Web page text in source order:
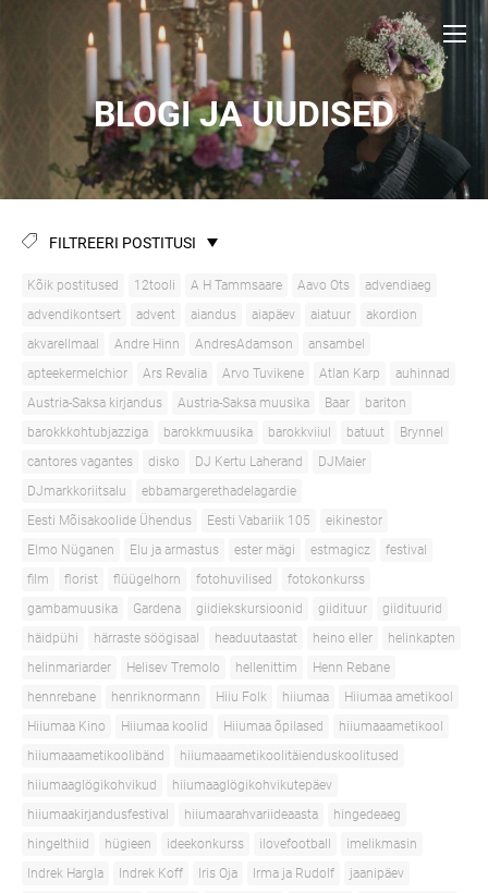
BLOGI JA UUDISED
FILTREERI POSTITUSI
Kõik postitused 12tooli A H Tammsaare Aavo Ots
advendiaeg
advendikontsert
advent aiandus aiapäev aiatuur
akordion
akvarellmaal
Andre Hinn AndresAdamson
ansambel
apteekermelchior
Ars Revalia Arvo Tuvikene Atlan Karp
auhinnad
Austria-Saksa kirjandus
Austria-Saksa muusika Baar
bariton
barokkkohtubjazziga
barokkmuusika barokkviiul batuut
Brynnel
cantores vagantes
disko DJ Kertu Laherand
DJMaier
DJmarkkoriitsalu
ebbamargerethadelagardie
Eesti Mõisakoolide Ühendus
Eesti Vabariik 105
eikinestor
Elmo Nüganen
Elu ja armastus ester mägi estmagicz
festival
film
florist flüügelhorn fotohuvilised
fotokonkurss
gambamuusika
Gardena giidiekskursioonid giidituur
giidituurid
häidpühi
härraste söögisaal headuutaastat heino eller
helinkapten
helinmariarder
Helisev Tremolo hellenittim
Henn Rebane
hennrebane
henriknormann Hiiu Folk hiiumaa
Hiiumaa ametikool
Hiiumaa Kino
Hiiumaa koolid Hiiumaa õpilased
hiiumaaametikool
hiiumaaametikoolibänd
hiiumaaametikoolitäienduskoolitused
hiiumaaglögikohvikud
hiiumaaglögikohvikutepäev
hiiumaakirjandusfestival
hiiumaarahvariideaasta
hingedeaeg
hingelthiid
hügieen ideekonkurss ilovefootball
imelikmasin
Indrek Hargla
Indrek Koff Iris Oja Irma ja Rudolf
jaanipäev